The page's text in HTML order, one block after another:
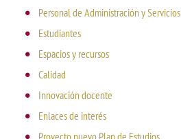
Personal de Administración y Servicios
Estudiantes
Espacios y recursos
Calidad
Innovación docente
Enlaces de interés